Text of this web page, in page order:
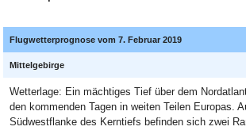
Flugwetterprognose vom 7. Februar 2019
Mittelgebirge
Wetterlage: Ein mächtiges Tief über dem
den kommenden Tagen in weiten Teilen Europas.
Südwestflanke des Kerntiefs befinden sich zwei